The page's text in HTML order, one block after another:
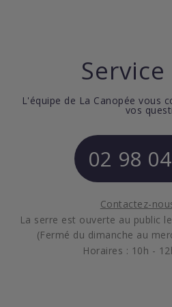
L'équipe de La Canopée vous
vos
02 98
Contactez-
La serre est ouverte au public
(Fermé du dimanche au
Horaires : 10h -